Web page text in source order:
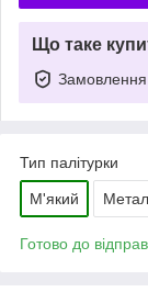
Що таке
Замовлення
Тип палітурки
М'який
Готово до